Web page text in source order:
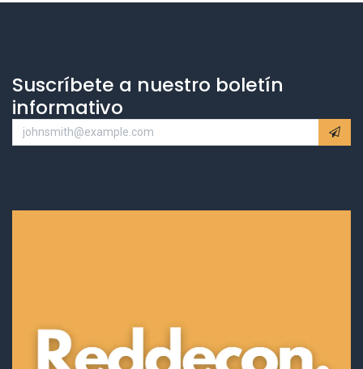
Suscríbete a nuestro boletín
informativo